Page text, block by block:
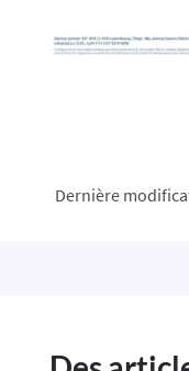
Dernière